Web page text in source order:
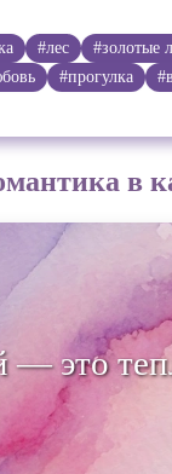
#лес #золотые
#прогулка
в
это